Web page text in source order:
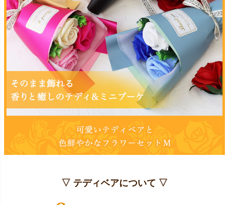
▽ テディベアについて ▽